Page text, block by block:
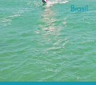
Brasil